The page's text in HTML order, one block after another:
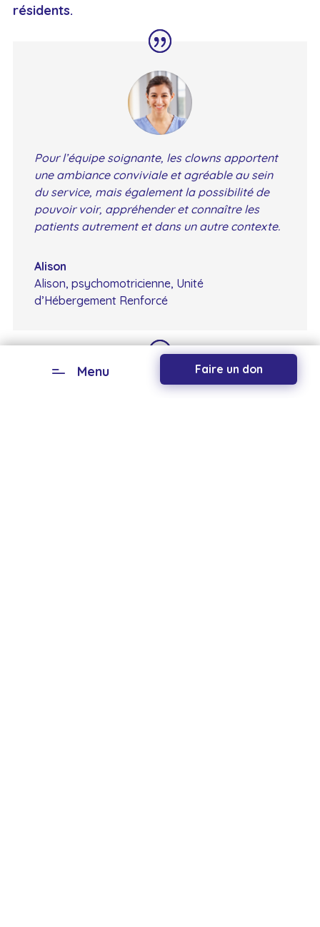
Menu Faire un don
résidents.
Pour l’équipe soignante, les clowns apportent
une ambiance conviviale et agréable au sein
du service, mais également la possibilité de
pouvoir voir, appréhender et connaître les
patients autrement et dans un autre contexte.
Alison
Alison, psychomotricienne, Unité
d’Hébergement Renforcé